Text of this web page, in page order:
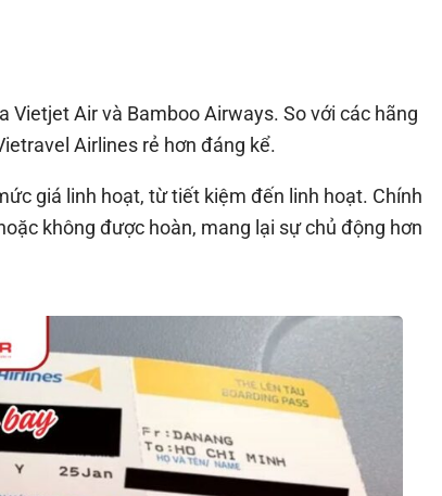
Air và Bamboo Airways. So với các hãng
Airlines rẻ hơn đáng kể.
giá linh hoạt, từ tiết kiệm đến linh hoạt. Chính
không được hoàn, mang lại sự chủ động hơn